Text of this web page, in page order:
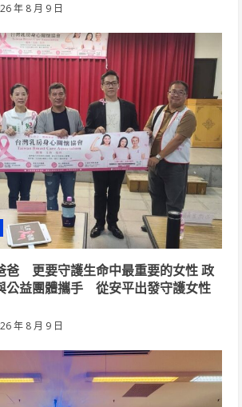
年 8 月 9 日
爸 更要守護生命中最重要的女性 政
公益團體攜手 從安平出發守護女性
年 8 月 9 日